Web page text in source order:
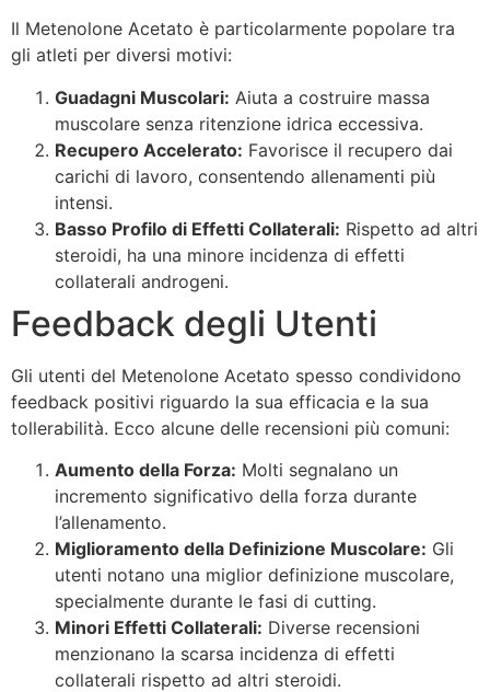
Il Metenolone Acetato è particolarmente popolare tra
gli atleti per diversi motivi:
Guadagni Muscolari: Aiuta a costruire massa
muscolare senza ritenzione idrica eccessiva.
Recupero Accelerato: Favorisce il recupero dai
carichi di lavoro, consentendo allenamenti più
intensi.
Basso Profilo di Effetti Collaterali: Rispetto ad altri
steroidi, ha una minore incidenza di effetti
collaterali androgeni.
Feedback degli Utenti
Gli utenti del Metenolone Acetato spesso condividono
feedback positivi riguardo la sua efficacia e la sua
tollerabilità. Ecco alcune delle recensioni più comuni:
Aumento della Forza: Molti segnalano un
incremento significativo della forza durante
l’allenamento.
Miglioramento della Definizione Muscolare: Gli
utenti notano una miglior definizione muscolare,
specialmente durante le fasi di cutting.
Minori Effetti Collaterali: Diverse recensioni
menzionano la scarsa incidenza di effetti
collaterali rispetto ad altri steroidi.